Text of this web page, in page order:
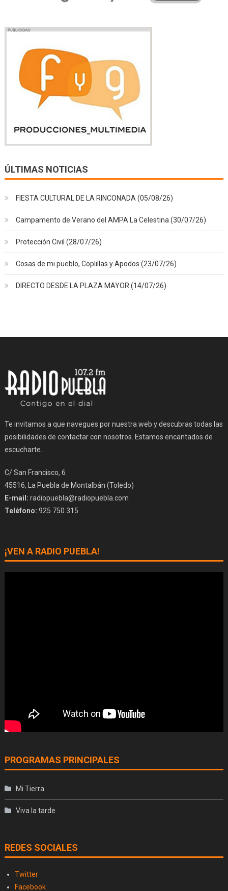
ÚLTIMAS NOTICIAS
FIESTA CULTURAL DE LA RINCONADA (05/08/26)
Campamento de Verano del AMPA La Celestina (30/07/26)
Protección Civil (28/07/26)
Cosas de mi pueblo, Coplillas y Apodos (23/07/26)
DIRECTO DESDE LA PLAZA MAYOR (14/07/26)
Te invitamos a que navegues por nuestra web y descubras todas las
posibilidades de contactar con nosotros. Estamos encantados de
escucharte.
C/ San Francisco, 6
45516, La Puebla de Montalbán (Toledo)
E-mail: radiopuebla@radiopuebla.com
Teléfono: 925 750 315
¡VEN A RADIO PUEBLA!
PROGRAMAS PRINCIPALES
Mi Tierra
Viva la tarde
REDES SOCIALES
Twitter
Facebook